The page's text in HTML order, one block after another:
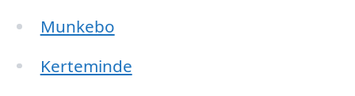
Munkebo
Kerteminde